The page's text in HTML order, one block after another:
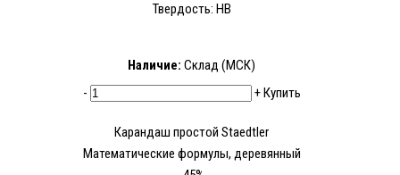
Твердость: HB
Наличие: Склад (МСК)
-
+Купить
Карандаш простой Staedtler
Математические формулы, деревянный